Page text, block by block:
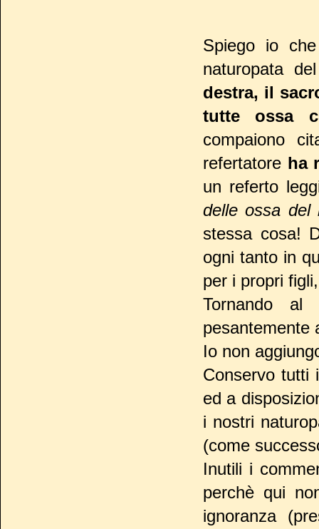
Spiego io
naturopata
destra, il
tutte ossa
compaiono
refertatore ha
un referto
delle ossa del
stessa cosa!
ogni tanto in
per i propri
Tornando
pesantemente
Io non
Conservo tutti
ed a
i nostri
(come
Inutili i
perchè qui
ignoranza